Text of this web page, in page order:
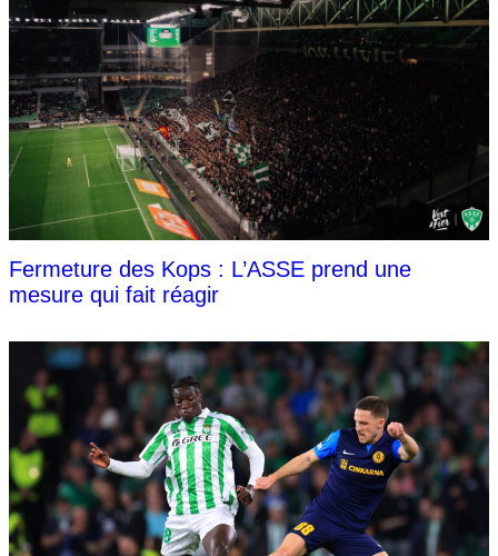
Fermeture des Kops : L’ASSE prend une
mesure qui fait réagir